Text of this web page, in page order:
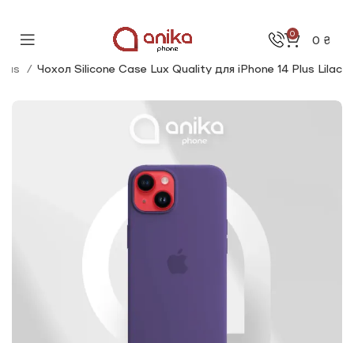
0 0 ₴
Чохол Silicone Сase Lux Quality для iPhone 14 Plus Lilac